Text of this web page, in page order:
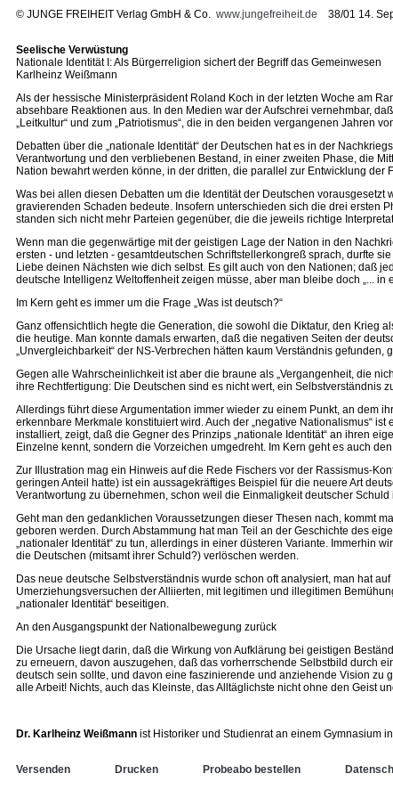
© JUNGE FREIHEIT Verlag GmbH & Co. www.jungefreiheit.de 38/01 14.
Seelische Verwüstung
Nationale Identität I: Als Bürgerreligion sichert der Begriff das Gemeinwesen
Karlheinz Weißmann
Als der hessische Ministerpräsident Roland Koch in der letzten Woche am
absehbare Reaktionen aus. In den Medien war der Aufschrei vernehmbar,
„Leitkultur“ und zum „Patriotismus“, die in den beiden vergangenen Jahren
Debatten über die „nationale Identität“ der Deutschen hat es in der
Verantwortung und den verbliebenen Bestand, in einer zweiten Phase, die
Nation bewahrt werden könne, in der dritten, die parallel zur Entwicklung
Was bei allen diesen Debatten um die Identität der Deutschen
gravierenden Schaden bedeute. Insofern unterschieden sich die drei ersten
standen sich nicht mehr Parteien gegenüber, die die jeweils richtige
Wenn man die gegenwärtige mit der geistigen Lage der Nation in den
ersten - und letzten - gesamtdeutschen Schriftstellerkongreß sprach, durfte
Liebe deinen Nächsten wie dich selbst. Es gilt auch von den Nationen; daß
deutsche Intelligenz Weltoffenheit zeigen müsse, aber man bleibe doch „... in
Im Kern geht es immer um die Frage „Was ist deutsch?“
Ganz offensichtlich hegte die Generation, die sowohl die Diktatur, den Krieg
die heutige. Man konnte damals erwarten, daß die negativen Seiten der
„Unvergleichbarkeit“ der NS-Verbrechen hätten kaum Verständnis
Gegen alle Wahrscheinlichkeit ist aber die braune als „Vergangenheit, die
ihre Rechtfertigung: Die Deutschen sind es nicht wert, ein Selbstverständnis
Allerdings führt diese Argumentation immer wieder zu einem Punkt, an dem
erkennbare Merkmale konstituiert wird. Auch der „negative Nationalismus“
installiert, zeigt, daß die Gegner des Prinzips „nationale Identität“ an ihren
Einzelne kennt, sondern die Vorzeichen umgedreht. Im Kern geht es auch
Zur Illustration mag ein Hinweis auf die Rede Fischers vor der Rassismus-
geringen Anteil hatte) ist ein aussagekräftiges Beispiel für die neuere Art
Verantwortung zu übernehmen, schon weil die Einmaligkeit deutscher
Geht man den gedanklichen Voraussetzungen dieser Thesen nach, kommt
geboren werden. Durch Abstammung hat man Teil an der Geschichte des
„nationaler Identität“ zu tun, allerdings in einer düsteren Variante. Immerhin
die Deutschen (mitsamt ihrer Schuld?) verlöschen werden.
Das neue deutsche Selbstverständnis wurde schon oft analysiert, man hat
Umerziehungsversuchen der Alliierten, mit legitimen und illegitimen
„nationaler Identität“ beseitigen.
An den Ausgangspunkt der Nationalbewegung zurück
Die Ursache liegt darin, daß die Wirkung von Aufklärung bei geistigen
zu erneuern, davon auszugehen, daß das vorherrschende Selbstbild durch
deutsch sein sollte, und davon eine faszinierende und anziehende Vision zu
alle Arbeit! Nichts, auch das Kleinste, das Alltäglichste nicht ohne den Geist
Dr. Karlheinz Weißmann ist Historiker und Studienrat an einem Gymnasium
Versenden Drucken Probeabo bestellen